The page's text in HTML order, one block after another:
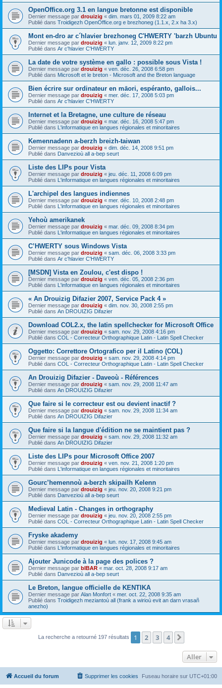
OpenOffice.org 3.1 en langue bretonne est disponible
Dernier message par drouizig « dim. mars 01, 2009 8:22 am
Publié dans Troidigezh OpenOffice.org e brezhoneg (1.1.x, 2.x ha 3.x)
Mont en-dro ar c´hlavier brezhoneg C'HWERTY 'barzh Ubuntu
Dernier message par drouizig « lun. janv. 12, 2009 8:22 pm
Publié dans Ar c'hlavier C'HWERTY
La date de votre système en gallo : possible sous Vista !
Dernier message par drouizig « ven. déc. 26, 2008 6:58 pm
Publié dans Microsoft et le breton - Microsoft and the Breton language
Bien écrire sur ordinateur en māori, espéranto, gallois...
Dernier message par drouizig « mer. déc. 17, 2008 5:03 pm
Publié dans Ar c'hlavier C'HWERTY
Internet et la Bretagne, une culture de réseau
Dernier message par drouizig « mar. déc. 16, 2008 5:47 pm
Publié dans L'informatique en langues régionales et minoritaires
Kemennadenn a-berzh breizh-taiwan
Dernier message par drouizig « dim. déc. 14, 2008 9:51 pm
Publié dans Danvezioù all a-bep seurt
Liste des LIPs pour Vista
Dernier message par drouizig « jeu. déc. 11, 2008 6:09 pm
Publié dans L'informatique en langues régionales et minoritaires
L'archipel des langues indiennes
Dernier message par drouizig « mer. déc. 10, 2008 2:48 pm
Publié dans L'informatique en langues régionales et minoritaires
Yehoù amerikanek
Dernier message par drouizig « mar. déc. 09, 2008 8:34 pm
Publié dans L'informatique en langues régionales et minoritaires
C’HWERTY sous Windows Vista
Dernier message par drouizig « sam. déc. 06, 2008 3:33 pm
Publié dans Ar c'hlavier C'HWERTY
[MSDN] Vista en Zoulou, c'est dispo !
Dernier message par drouizig « ven. déc. 05, 2008 2:36 pm
Publié dans L'informatique en langues régionales et minoritaires
« An Drouizig Difazier 2007, Service Pack 4 »
Dernier message par drouizig « dim. nov. 30, 2008 2:55 pm
Publié dans An DROUIZIG Difazier
Download COL2.x, the latin spellchecker for Microsoft Office
Dernier message par drouizig « sam. nov. 29, 2008 4:16 pm
Publié dans COL - Correcteur Orthographique Latin - Latin Spell Checker
Oggetto: Correttore Ortografico per il Latino (COL)
Dernier message par drouizig « sam. nov. 29, 2008 4:14 pm
Publié dans COL - Correcteur Orthographique Latin - Latin Spell Checker
An Drouizig Difazier - Daveoù - Références
Dernier message par drouizig « sam. nov. 29, 2008 11:47 am
Publié dans An DROUIZIG Difazier
Que faire si le correcteur est ou devient inactif ?
Dernier message par drouizig « sam. nov. 29, 2008 11:34 am
Publié dans An DROUIZIG Difazier
Que faire si la langue d'édition ne se maintient pas ?
Dernier message par drouizig « sam. nov. 29, 2008 11:32 am
Publié dans An DROUIZIG Difazier
Liste des LIPs pour Microsoft Office 2007
Dernier message par drouizig « ven. nov. 21, 2008 1:20 pm
Publié dans L'informatique en langues régionales et minoritaires
Gourc’hemennoù a-berzh skipailh Kelenn
Dernier message par drouizig « jeu. nov. 20, 2008 9:21 pm
Publié dans Danvezioù all a-bep seurt
Medieval Latin - Changes in orthography
Dernier message par drouizig « jeu. nov. 20, 2008 2:55 pm
Publié dans COL - Correcteur Orthographique Latin - Latin Spell Checker
Fryske akademy
Dernier message par drouizig « lun. nov. 17, 2008 9:45 am
Publié dans L'informatique en langues régionales et minoritaires
Ajouter Junicode à la page des polices ?
Dernier message par bIBAR « mar. oct. 28, 2008 9:17 am
Publié dans Danvezioù all a-bep seurt
Le Breton, langue officielle de KENTIKA
Dernier message par Alan Monfort « mer. oct. 22, 2008 9:35 am
Publié dans Troidigezh meziantoù all (frank a wirioù evit an darn vrasañ
anezho)
La recherche a retourné 197 résultats 1 2 3 4
Aller
Accueil du forum Fuseau horaire sur UTC+01:00
Supprimer les cookies